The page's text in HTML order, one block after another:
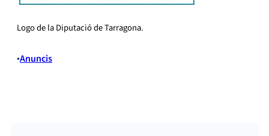
Logo de la Diputació de Tarragona.
•Anuncis